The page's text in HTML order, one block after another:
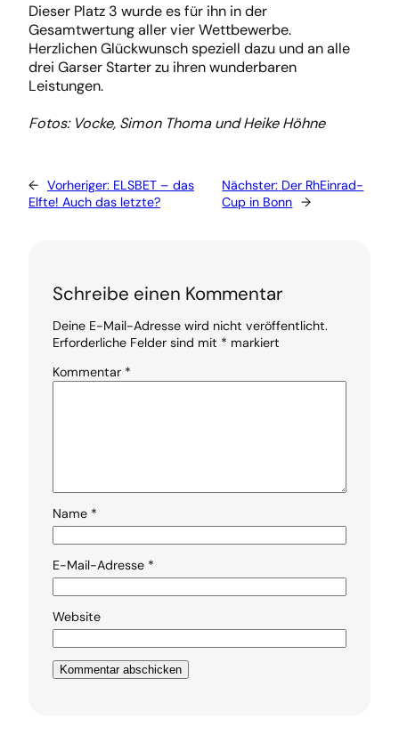
Dieser Platz 3 wurde es für ihn in der
Gesamtwertung aller vier Wettbewerbe.
Herzlichen Glückwunsch speziell dazu und an alle
drei Garser Starter zu ihren wunderbaren
Leistungen.
Fotos: Vocke, Simon Thoma und Heike Höhne
← Vorheriger: ELSBET – das
Elfte! Auch das letzte?
Nächster: Der RhEinrad-
Cup in Bonn →
Schreibe einen Kommentar
Deine E-Mail-Adresse wird nicht veröffentlicht.
Erforderliche Felder sind mit * markiert
Kommentar *
Name *
E-Mail-Adresse *
Website